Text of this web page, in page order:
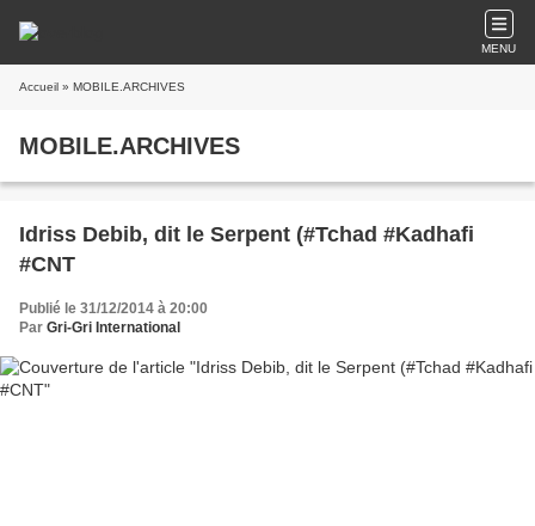
MENU
Accueil » MOBILE.ARCHIVES
MOBILE.ARCHIVES
Idriss Debib, dit le Serpent (#Tchad #Kadhafi
#CNT
Publié le 31/12/2014 à 20:00
Par Gri-Gri International